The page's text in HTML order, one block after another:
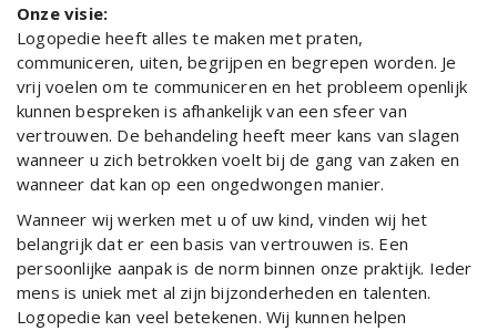
Onze visie:
Logopedie heeft alles te maken met praten,
communiceren, uiten, begrijpen en begrepen worden. Je
vrij voelen om te communiceren en het probleem openlijk
kunnen bespreken is afhankelijk van een sfeer van
vertrouwen. De behandeling heeft meer kans van slagen
wanneer u zich betrokken voelt bij de gang van zaken en
wanneer dat kan op een ongedwongen manier.
Wanneer wij werken met u of uw kind, vinden wij het
belangrijk dat er een basis van vertrouwen is. Een
persoonlijke aanpak is de norm binnen onze praktijk. Ieder
mens is uniek met al zijn bijzonderheden en talenten.
Logopedie kan veel betekenen. Wij kunnen helpen